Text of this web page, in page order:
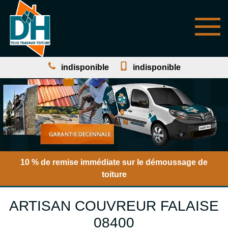
indisponible indisponible
10 % de remise immédiate sur le démoussage de
toiture
ARTISAN COUVREUR FALAISE
08400